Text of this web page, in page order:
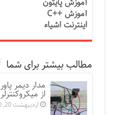
آموزش ++C
اینترنت اشیاء
مطالب بیشتر برای شما
از میکروکنترلر ATmega32
اردیبهشت 20, 1400